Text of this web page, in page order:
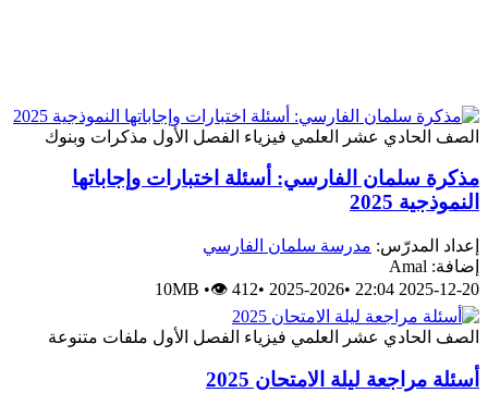
الصف الحادي عشر العلمي فيزياء الفصل الأول مذكرات وبنوك
مذكرة سلمان الفارسي: أسئلة اختبارات وإجاباتها
النموذجية 2025
إعداد المدرّس: مدرسة سلمان الفارسي
إضافة: Amal
2025-12-20 22:04
•
2025-2026
•
10MB •👁 412
الصف الحادي عشر العلمي فيزياء الفصل الأول ملفات متنوعة
أسئلة مراجعة ليلة الامتحان 2025